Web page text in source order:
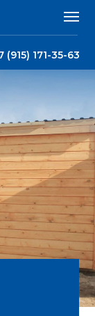
(915) 171-35-63